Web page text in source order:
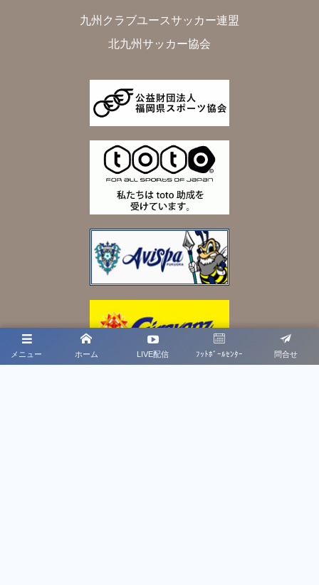
メニュー ホーム LIVE配信 ﾌｯﾄﾎﾞｰﾙｾﾝﾀｰ 問合せ
九州クラブユースサッカー連盟
北九州サッカー協会